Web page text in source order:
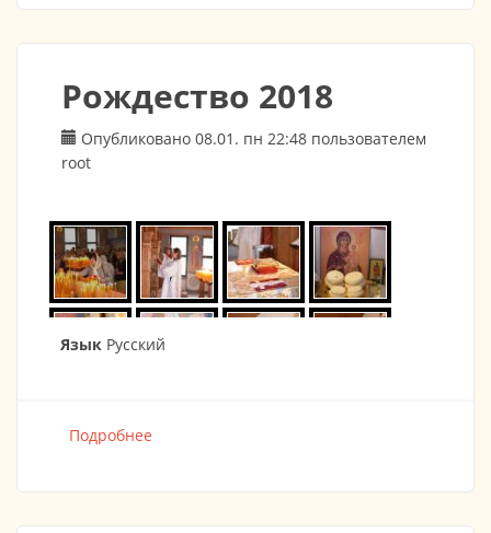
Рождество 2018
Опубликовано 08.01. пн 22:48 пользователем
root
Язык Русский
Подробнее